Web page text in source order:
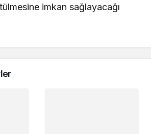
imkan sağlayacağı